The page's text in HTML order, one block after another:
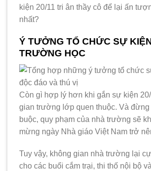
kiện 20/11 tri ân thầy cô để lại ấn
nhất?
Ý TƯỞNG TỔ CHỨC SỰ
TRƯỜNG HỌC
Còn gì hợp lý hơn khi gắn sự kiện
gian trường lớp quen thuộc. Và
buộc, quy phạm của nhà trường sẽ
mừng ngày Nhà giáo Việt Nam trở
Tuy vậy, không gian nhà trường lại
cho các buổi cắm trại, thi thố nội bộ